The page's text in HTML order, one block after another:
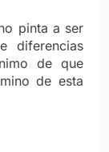
pinta a ser
diferencias
de que
de esta